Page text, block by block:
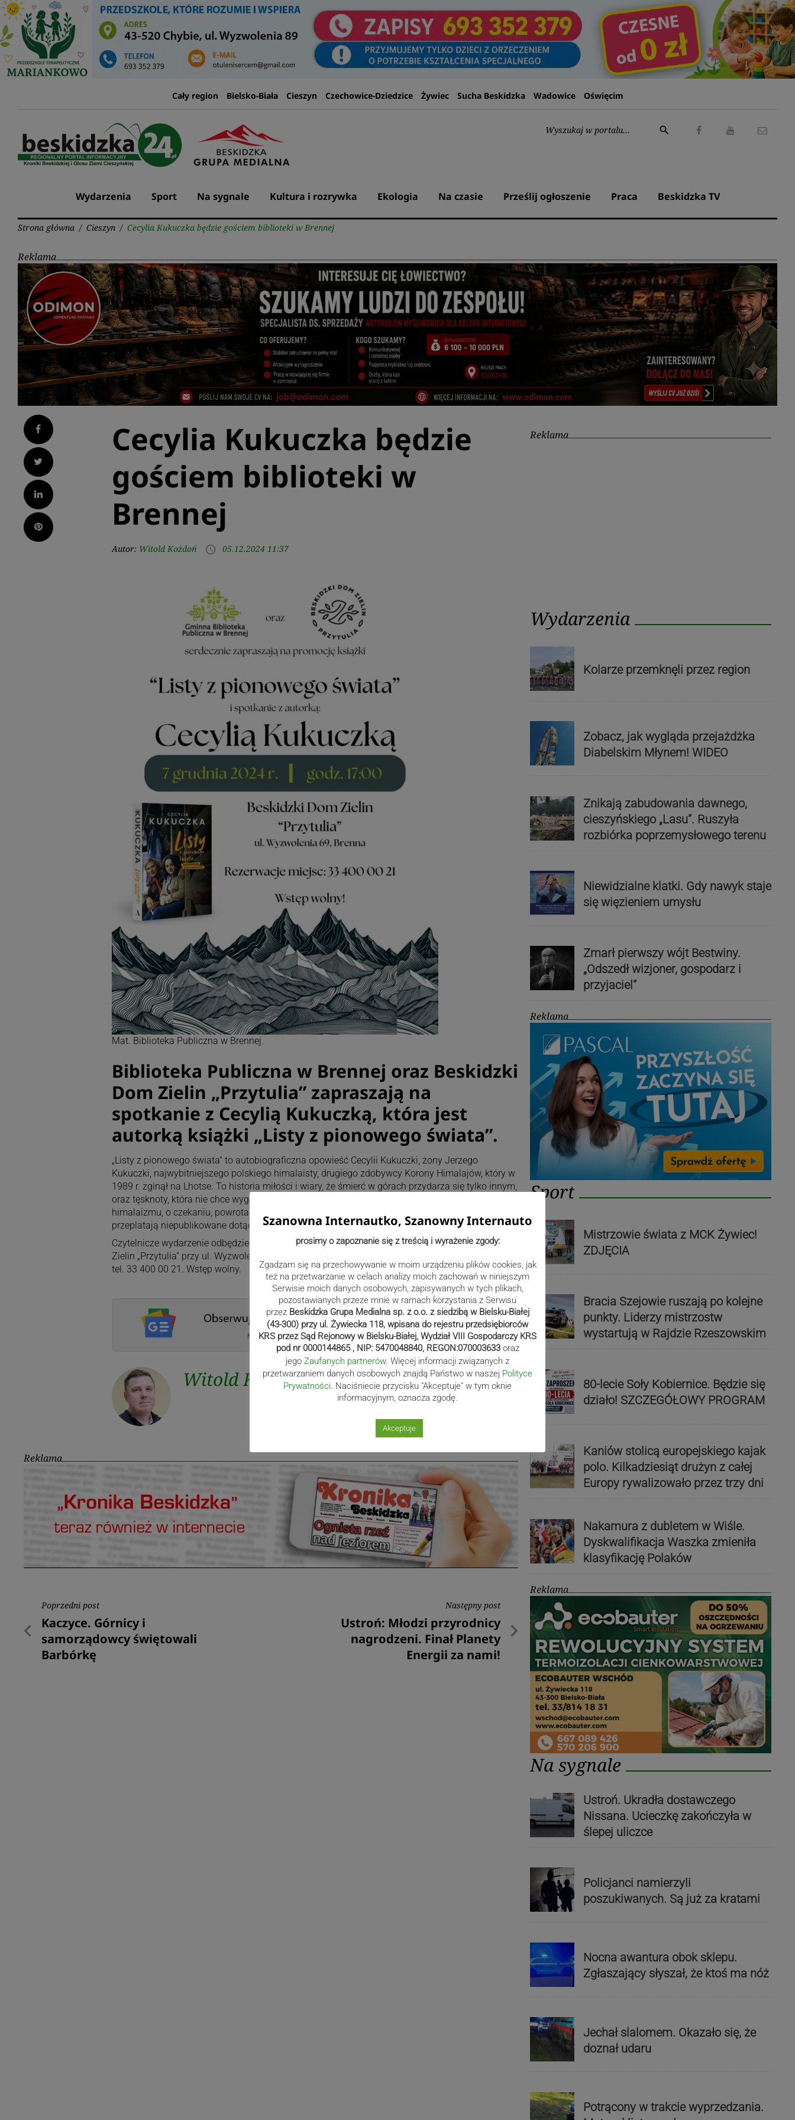
Przejdź
do
treści
Cały region Bielsko-Biała Cieszyn Czechowice-Dziedzice Żywiec Sucha Beskidzka Wadowice Oświęcim
Wyszukaj:
search
Wydarzenia Sport Na sygnale Kultura i rozrywka Ekologia Na czasie Prześlij ogłoszenie Praca Beskidzka TV
Strona główna / Cieszyn / Cecylia Kukuczka będzie gościem biblioteki w Brennej
Reklama
Facebook
Twitter
LinkedIn
Pinterest
Cecylia Kukuczka będzie
gościem biblioteki w
Brennej
Autor: Witold Kożdoń access_time 05.12.2024 11:37
Mat. Biblioteka Publiczna w Brennej.
Biblioteka Publiczna w Brennej oraz Beskidzki
Dom Zielin „Przytulia” zapraszają na
spotkanie z Cecylią Kukuczką, która jest
autorką książki „Listy z pionowego świata”.
„Listy z pionowego świata” to autobiograficzna opowieść Cecylii Kukuczki, żony Jerzego
Kukuczki, najwybitniejszego polskiego himalaisty, drugiego zdobywcy Korony Himalajów, który w
1989 r. zginął na Lhotse. To historia miłości i wiary, że śmierć w górach przydarza się tylko innym,
oraz tęsknoty, która nie chce wygasnąć. To również opowieść o drugiej, prywatnej stronie
himalaizmu, o czekaniu, powrotach, codzienności, czułości i trosce. Opowieść Cecylii Kukuczki
przeplatają niepublikowane dotąd listy wysyłane do niej przez męża z „pionowego świata”.
Czytelnicze wydarzenie odbędzie się w sobotę, 7 grudnia, o godz. 17.00 w Beskidzkim Domu
Zielin „Przytulia” przy ul. Wyzwolenia 69 w Brennej. Rezerwacja miejsc jest możliwa pod numerem
tel. 33 400 00 21. Wstęp wolny.
Witold Kożdoń
Reklama
Nawigacja
wpisu
Poprzedni post
Poprzedni
post
Kaczyce. Górnicy i
samorządowcy świętowali
Barbórkę
Następny post
Następny
post
Ustroń: Młodzi przyrodnicy
nagrodzeni. Finał Planety
Energii za nami!
Reklama
Wydarzenia
Kolarze przemknęli przez region
Zobacz, jak wygląda przejażdżka
Diabelskim Młynem! WIDEO
Znikają zabudowania dawnego,
cieszyńskiego „Lasu”. Ruszyła
rozbiórka poprzemysłowego terenu
Niewidzialne klatki. Gdy nawyk staje
się więzieniem umysłu
Zmarł pierwszy wójt Bestwiny.
„Odszedł wizjoner, gospodarz i
przyjaciel”
Reklama
Sport
Mistrzowie świata z MCK Żywiec!
ZDJĘCIA
Bracia Szejowie ruszają po kolejne
punkty. Liderzy mistrzostw
wystartują w Rajdzie Rzeszowskim
80-lecie Soły Kobiernice. Będzie się
działo! SZCZEGÓŁOWY PROGRAM
Kaniów stolicą europejskiego kajak
polo. Kilkadziesiąt drużyn z całej
Europy rywalizowało przez trzy dni
Nakamura z dubletem w Wiśle.
Dyskwalifikacja Waszka zmieniła
klasyfikację Polaków
Reklama
Na sygnale
Ustroń. Ukradła dostawczego
Nissana. Ucieczkę zakończyła w
ślepej uliczce
Policjanci namierzyli
poszukiwanych. Są już za kratami
Nocna awantura obok sklepu.
Zgłaszający słyszał, że ktoś ma nóż
Jechał slalomem. Okazało się, że
doznał udaru
Potrącony w trakcie wyprzedzania.
Szanowna Internautko, Szanowny Internauto
prosimy o zapoznanie się z treścią i wyrażenie zgody:
Zgadzam się na przechowywanie w moim urządzeniu plików cookies, jak
też na przetwarzanie w celach analizy moich zachowań w niniejszym
Serwisie moich danych osobowych, zapisywanych w tych plikach,
pozostawianych przeze mnie w ramach korzystania z Serwisu
przez Beskidzka Grupa Medialna sp. z o.o. z siedzibą w Bielsku-Białej
(43-300) przy ul. Żywiecka 118, wpisana do rejestru przedsiębiorców
KRS przez Sąd Rejonowy w Bielsku-Białej, Wydział VIII Gospodarczy KRS
pod nr 0000144865 , NIP: 5470048840, REGON:070003633 oraz
jego Zaufanych partnerów. Więcej informacji związanych z
przetwarzaniem danych osobowych znajdą Państwo w naszej Polityce
Prywatności . Naciśniecie przycisku "Akceptuje" w tym oknie
informacyjnym, oznacza zgodę.
Akceptuje